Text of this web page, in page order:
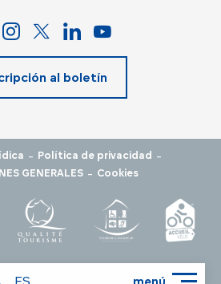
menú
ES
al boletín
- Política de privacidad -
GENERALES - Cookies